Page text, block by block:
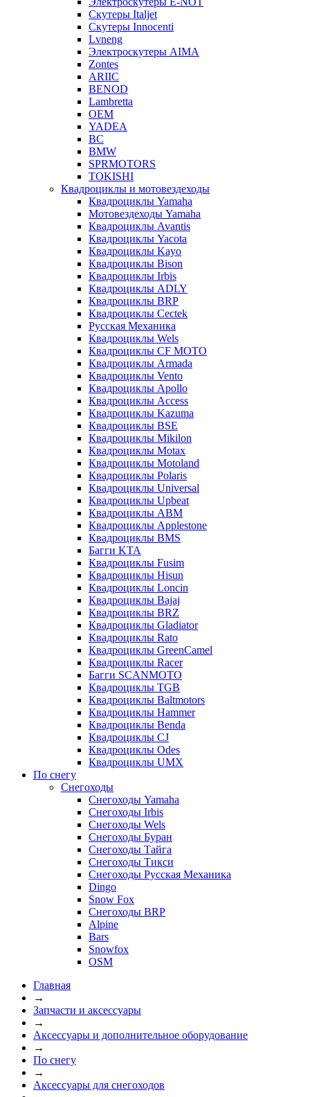
Скутеры Italjet
Скутеры Innocenti
Lvneng
Электроскутеры AIMA
Zontes
ARIIC
BENOD
Lambretta
OEM
YADEA
BC
BMW
SPRMOTORS
TOKISHI
Квадроциклы и мотовездеходы
Квадроциклы Yamaha
Мотовездеходы Yamaha
Квадроциклы Avantis
Квадроциклы Yacota
Квадроциклы Kayo
Квадроциклы Bison
Квадроциклы Irbis
Квадроциклы ADLY
Квадроциклы BRP
Квадроциклы Cectek
Русская Механика
Квадроциклы Wels
Квадроциклы CF MOTO
Квадроциклы Armada
Квадроциклы Vento
Квадроциклы Apollo
Квадроциклы Access
Квадроциклы Kazuma
Квадроциклы BSE
Квадроциклы Mikilon
Квадроциклы Motax
Квадроциклы Motoland
Квадроциклы Polaris
Квадроциклы Universal
Квадроциклы Upbeat
Квадроциклы ABM
Квадроциклы Applestone
Квадроциклы BMS
Багги KTA
Квадроциклы Fusim
Квадроциклы Hisun
Квадроциклы Loncin
Квадроциклы Bajaj
Квадроциклы BRZ
Квадроциклы Gladiator
Квадроциклы Rato
Квадроциклы GreenCamel
Квадроциклы Racer
Багги SCANMOTO
Квадроциклы TGB
Квадроциклы Baltmotors
Квадроциклы Hammer
Квадроциклы Benda
Квадроциклы CJ
Квадроциклы Odes
Квадроциклы UMX
По снегу
Снегоходы
Снегоходы Yamaha
Снегоходы Irbis
Снегоходы Wels
Снегоходы Буран
Снегоходы Тайга
Снегоходы Тикси
Снегоходы Русская Механика
Dingo
Snow Fox
Снегоходы BRP
Alpine
Bars
Snowfox
OSM
Главная
→
Запчасти и аксессуары
→
Аксессуары и дополнительное оборудование
→
По снегу
→
Аксессуары для снегоходов